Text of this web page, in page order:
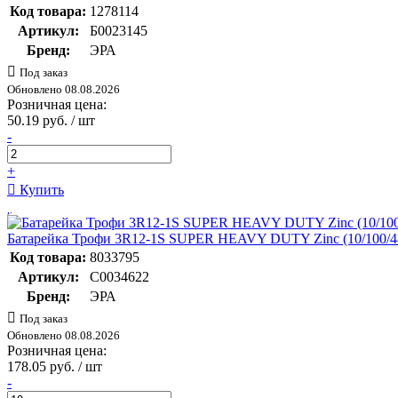
Код товара: 1278114
Артикул:
Б0023145
Бренд:
ЭРА
Под заказ
Обновлено 08.08.2026
Розничная цена:
50.19 руб. / шт
-
+
Купить
Батарейка Трофи 3R12-1S SUPER HEAVY DUTY Zinc (10/100/
Код товара: 8033795
Артикул:
C0034622
Бренд:
ЭРА
Под заказ
Обновлено 08.08.2026
Розничная цена:
178.05 руб. / шт
-